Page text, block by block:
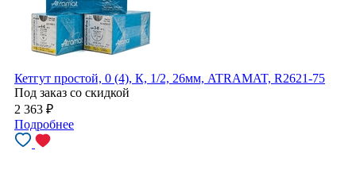
Кетгут простой, 0 (4), К, 1/2, 26мм, ATRAMAT, R2621-75
Под заказ со скидкой
2 363 ₽
Подробнее